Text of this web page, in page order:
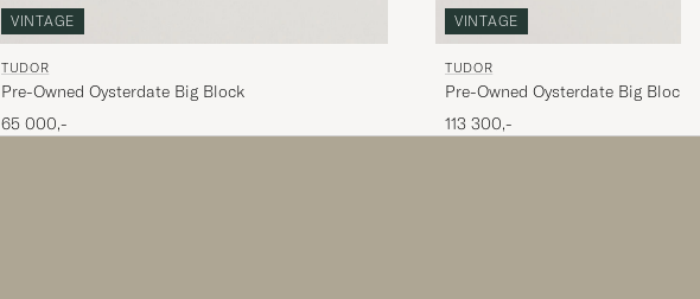
VINTAGE
TUDOR
Pre-Owned Oysterdate Big Block
65 000,-
VINTAGE
TUDOR
Pre-Owned Oysterdate Big Block
113 300,-